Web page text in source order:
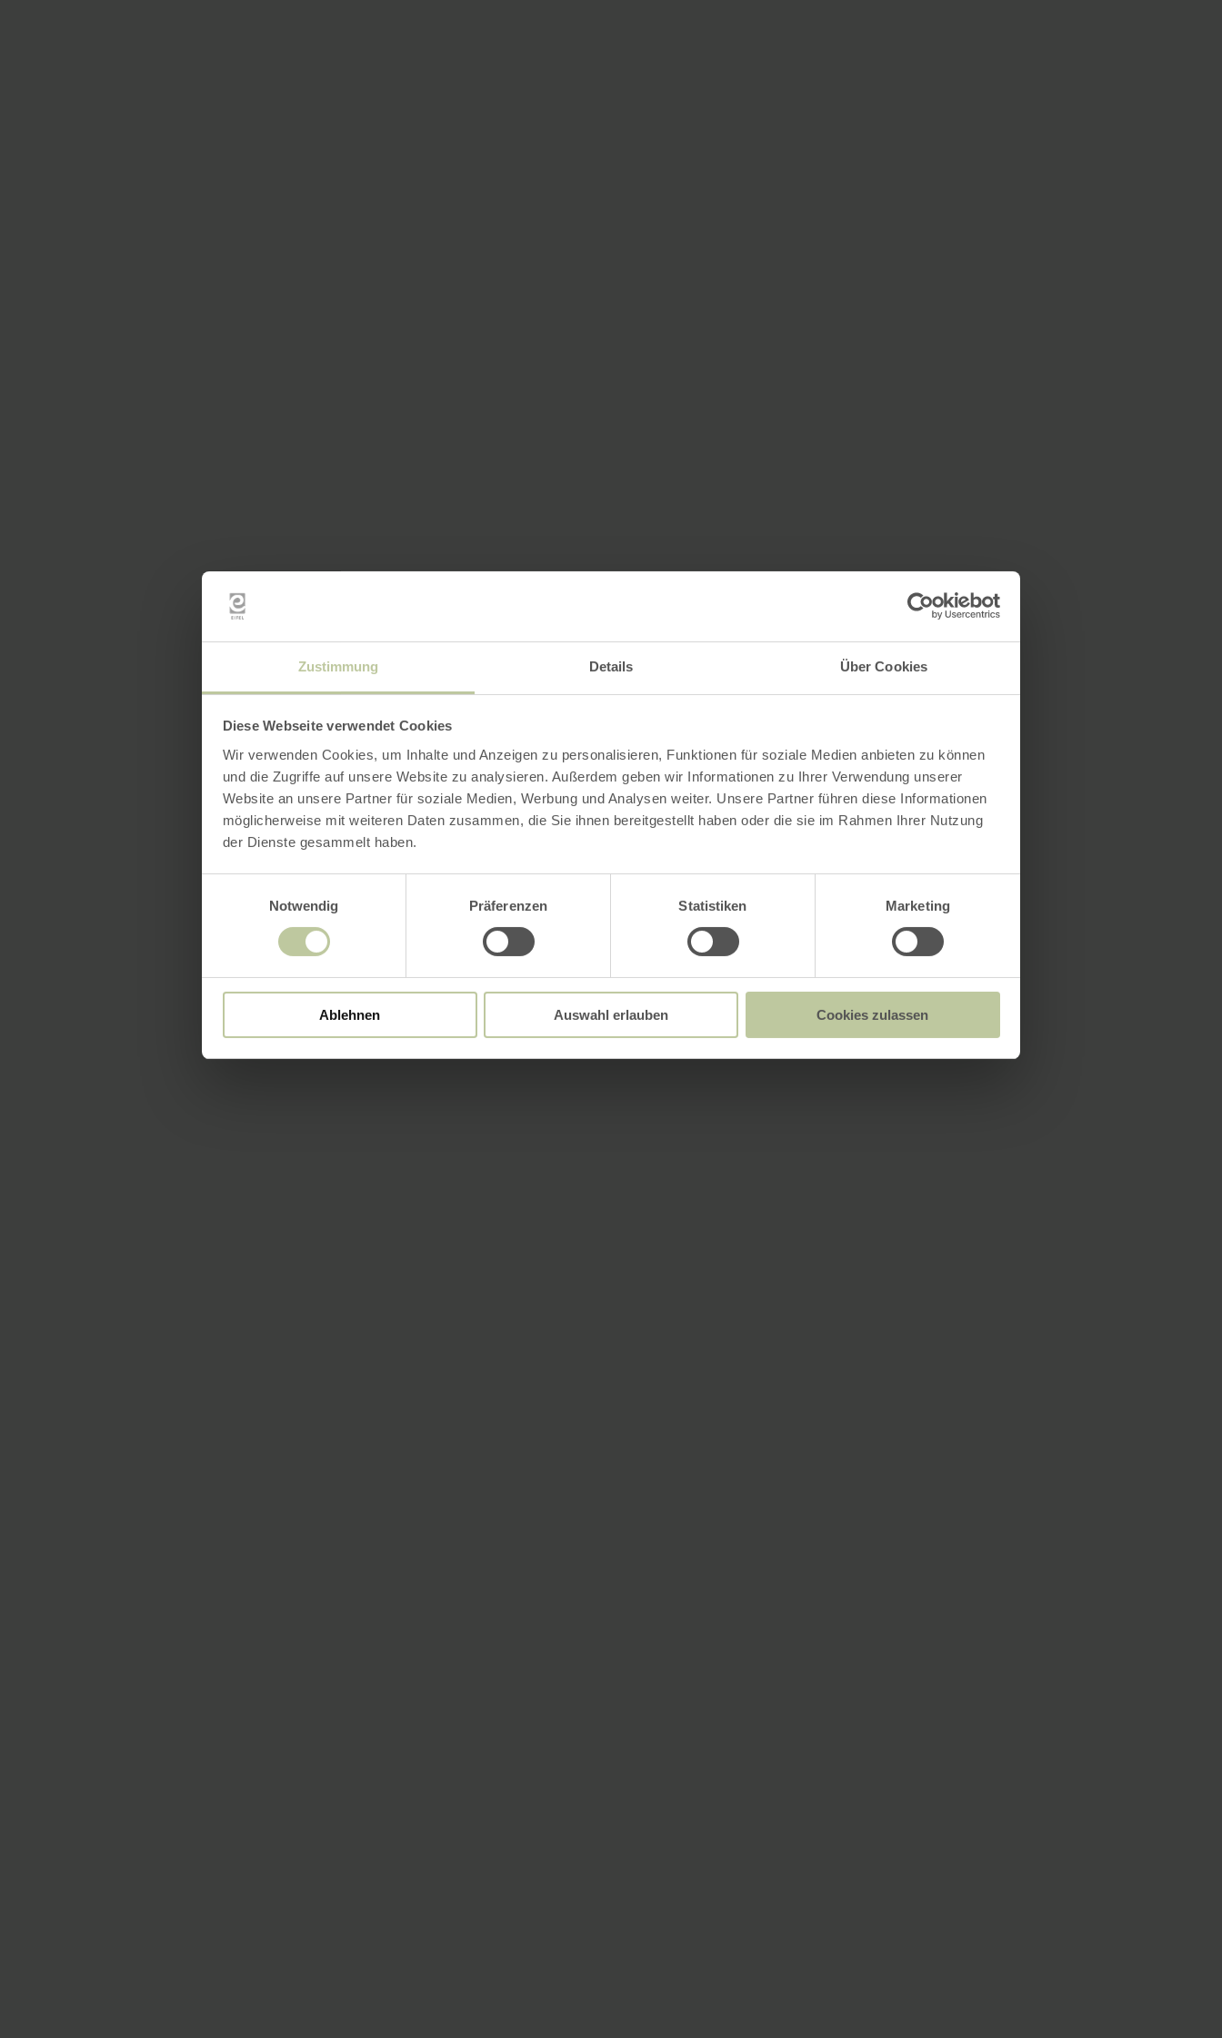
Zustimmung Details Über Cookies
Diese Webseite verwendet Cookies
Wir verwenden Cookies, um Inhalte und Anzeigen zu personalisieren, Funktionen für soziale Medien anbieten zu können
und die Zugriffe auf unsere Website zu analysieren. Außerdem geben wir Informationen zu Ihrer Verwendung unserer
Website an unsere Partner für soziale Medien, Werbung und Analysen weiter. Unsere Partner führen diese Informationen
möglicherweise mit weiteren Daten zusammen, die Sie ihnen bereitgestellt haben oder die sie im Rahmen Ihrer Nutzung
der Dienste gesammelt haben.
Notwendig
Präferenzen Statistiken Marketing
Ablehnen Auswahl erlauben Cookies zulassen